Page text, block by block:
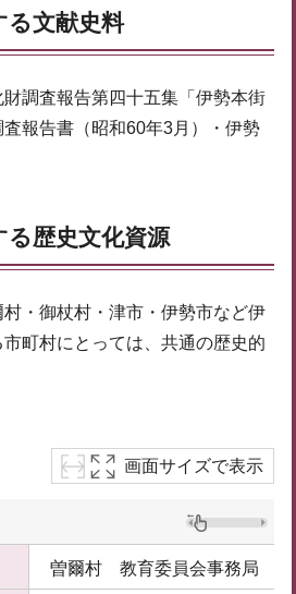
る文献史料
調査報告第四十五集「伊勢本街
報告書（昭和60年3月）・伊勢
る歴史文化資源
・御杖村・津市・伊勢市など伊
町村にとっては、共通の歴史的
画面サイズで表示
曽爾村 教育委員会事務局 文